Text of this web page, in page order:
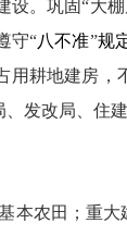
设。巩固“大
守“八不准”规
耕地建房
发改局、住建
本农田；重